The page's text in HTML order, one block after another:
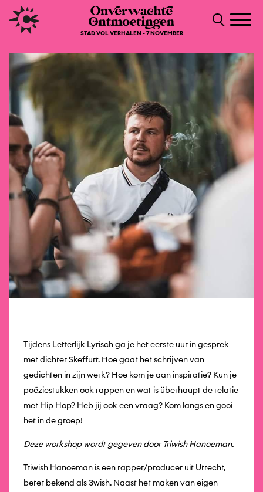
STAD VOL VERHALEN - 7 NOVEMBER
Tijdens Letterlijk Lyrisch ga je het eerste uur in gesprek
met dichter Skeffurt. Hoe gaat het schrijven van
gedichten in zijn werk? Hoe kom je aan inspiratie? Kun je
poëziestukken ook rappen en wat is überhaupt de relatie
met Hip Hop? Heb jij ook een vraag? Kom langs en gooi
het in de groep!
Deze workshop wordt gegeven door Triwish Hanoeman.
Triwish Hanoeman is een rapper/producer uit Utrecht,
beter bekend als 3wish. Naast het maken van eigen